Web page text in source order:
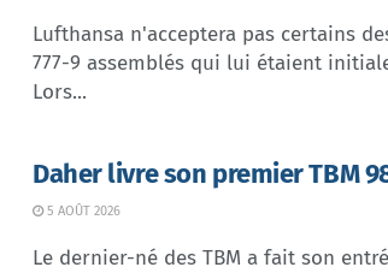
Lufthansa n'acceptera pas certains
777-9 assemblés qui lui étaient
Lors...
Daher livre son premier TBM
5 AOÛT 2026
Le dernier-né des TBM a fait son